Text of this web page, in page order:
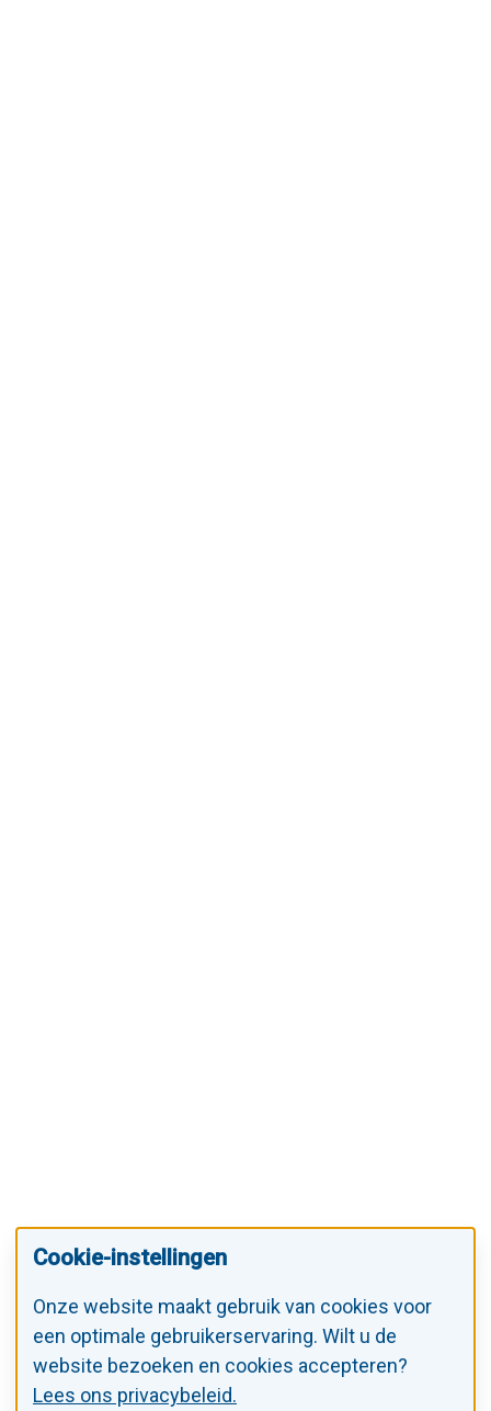
Cookie-instellingen
Onze website maakt gebruik van cookies voor
een optimale gebruikerservaring. Wilt u de
website bezoeken en cookies accepteren?
Lees ons privacybeleid.